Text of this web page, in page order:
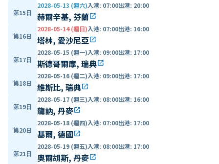
第15日
2028-05-13 (週六)入港: 07:00出港: 20:00
赫爾辛基, 芬蘭open_in_new
第16日
2028-05-14 (週日)入港: 07:00出港: 16:00
塔林, 愛沙尼亞open_in_new
第17日
2028-05-15 (週一)入港: 09:00出港: 17:00
斯德哥爾摩, 瑞典open_in_new
第18日
2028-05-16 (週二)入港: 09:00出港: 17:00
維斯比, 瑞典open_in_new
第19日
2028-05-17 (週三)入港: 08:00出港: 16:00
龍訥, 丹麥open_in_new
第20日
2028-05-18 (週四)入港: 07:00出港: 17:00
基爾, 德國open_in_new
第21日
2028-05-19 (週五)入港: 08:00出港: 17:00
奧爾胡斯, 丹麥open_in_new